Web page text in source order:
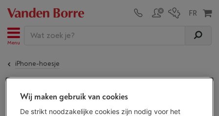
Menu
iPhone-hoesje
ITSKIN NYLON COVER IPHONE 15 PRO 6.1 ´
MAGSAFE COMPATIBLE
Wij maken gebruik van cookies
De strikt noodzakelijke cookies zijn nodig voor het